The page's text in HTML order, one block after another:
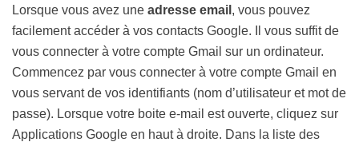
Lorsque vous avez une adresse email , vous pouvez
facilement accéder à vos contacts Google. Il vous suffit de
vous connecter à votre compte Gmail sur un ordinateur.
Commencez par vous connecter à votre compte Gmail en
vous servant de vos identifiants (nom d’utilisateur et mot de
passe). Lorsque votre boite e-mail est ouverte, cliquez sur
Applications Google en haut à droite. Dans la liste des